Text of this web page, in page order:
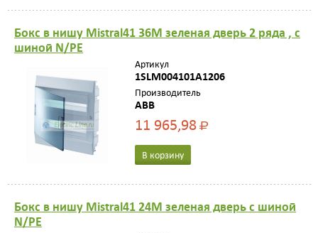
Бокс в нишу Mistral41 36М зеленая дверь 2 ряда , с
шиной N/PE
Артикул
1SLM004101A1206
Производитель
ABB
11 965,98Р
В корзину
Бокс в нишу Mistral41 24М зеленая дверь с шиной
N/PE